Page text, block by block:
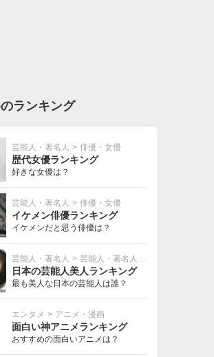
ランキング
芸能人・著名人 > 俳優・女優
歴代女優ランキング
好きな女優は？
芸能人・著名人 > 俳優・女優
イケメン俳優ランキング
イケメンだと思う俳優は？
芸能人・著名人 > 芸能人・著名人その他
日本の芸能人美人ランキング
最も美人な日本の芸能人は誰？
エンタメ > アニメ・漫画
面白い神アニメランキング
おすすめの面白いアニメは？